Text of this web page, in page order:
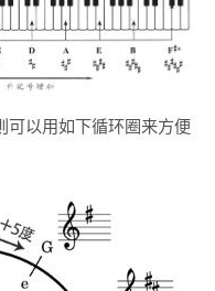
可以用如下循环圈来方便